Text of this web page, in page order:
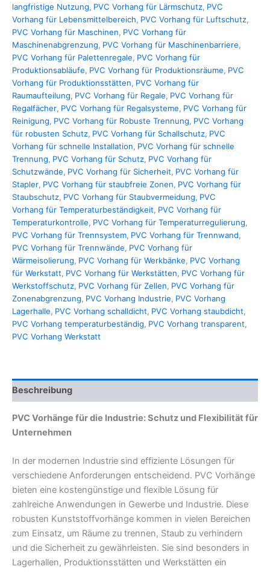
langfristige Nutzung, PVC Vorhang für Lärmschutz, PVC
Vorhang für Lebensmittelbereich, PVC Vorhang für Luftschutz,
PVC Vorhang für Maschinen, PVC Vorhang für
Maschinenabgrenzung, PVC Vorhang für Maschinenbarriere,
PVC Vorhang für Palettenregale, PVC Vorhang für
Produktionsabläufe, PVC Vorhang für Produktionsräume, PVC
Vorhang für Produktionsstätten, PVC Vorhang für
Raumaufteilung, PVC Vorhang für Regale, PVC Vorhang für
Regalfächer, PVC Vorhang für Regalsysteme, PVC Vorhang für
Reinigung, PVC Vorhang für Robuste Trennung, PVC Vorhang
für robusten Schutz, PVC Vorhang für Schallschutz, PVC
Vorhang für schnelle Installation, PVC Vorhang für schnelle
Trennung, PVC Vorhang für Schutz, PVC Vorhang für
Schutzwände, PVC Vorhang für Sicherheit, PVC Vorhang für
Stapler, PVC Vorhang für staubfreie Zonen, PVC Vorhang für
Staubschutz, PVC Vorhang für Staubvermeidung, PVC
Vorhang für Temperaturbeständigkeit, PVC Vorhang für
Temperaturkontrolle, PVC Vorhang für Temperaturregulierung,
PVC Vorhang für Trennsystem, PVC Vorhang für Trennwand,
PVC Vorhang für Trennwände, PVC Vorhang für
Wärmeisolierung, PVC Vorhang für Werkbänke, PVC Vorhang
für Werkstatt, PVC Vorhang für Werkstätten, PVC Vorhang für
Werkstoffschutz, PVC Vorhang für Zellen, PVC Vorhang für
Zonenabgrenzung, PVC Vorhang Industrie, PVC Vorhang
Lagerhalle, PVC Vorhang schalldicht, PVC Vorhang staubdicht,
PVC Vorhang temperaturbeständig, PVC Vorhang transparent,
PVC Vorhang Werkstatt
Beschreibung
PVC Vorhänge für die Industrie: Schutz und Flexibilität für
Unternehmen
In der modernen Industrie sind effiziente Lösungen für
verschiedene Anforderungen entscheidend. PVC Vorhänge
bieten eine kostengünstige und flexible Lösung für
zahlreiche Anwendungen in Gewerbe und Industrie. Diese
robusten Kunststoffvorhänge kommen in vielen Bereichen
zum Einsatz, um Räume zu trennen, Staub zu verhindern
und die Sicherheit zu gewährleisten. Sie sind besonders in
Lagerhallen, Produktionsstätten und Werkstätten ein